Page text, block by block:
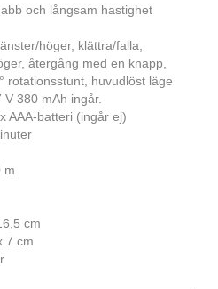
och långsam hastighet
höger, klättra/falla,
återgång med en knapp,
rotationsstunt, huvudlöst läge
380 mAh ingår.
AAA-batteri (ingår ej)
m
cm
7 cm